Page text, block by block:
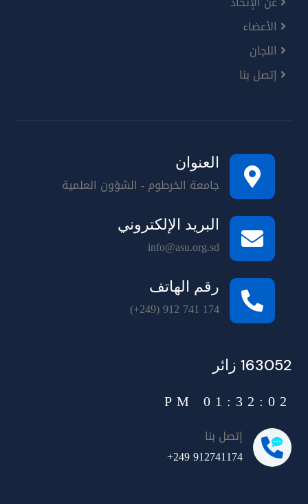
الأعضاء
اللجان
إتصل بنا
العنوان
جامعة الخرطوم - الشؤون العلمية
البريد الإلكتروني
info@asu.org.sd
رقم الهاتف
(+249) 912 741 174
163052 زائر
01:32:03 PM
إتصل بنا
+249 912741174